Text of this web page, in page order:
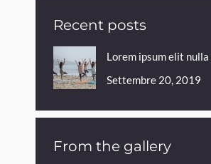
Recent posts
Lorem ipsum elit nulla
Settembre 20, 2019
From the gallery